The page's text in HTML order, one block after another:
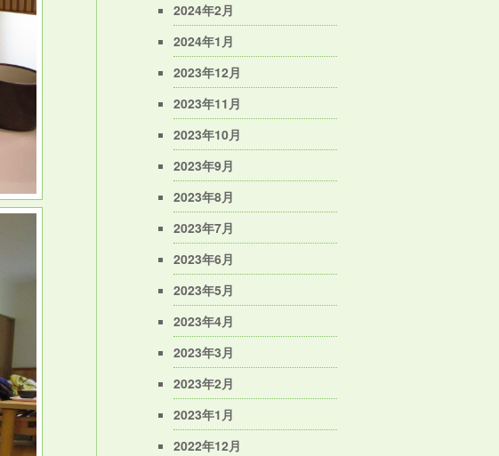
2024年2月
2024年1月
2023年12月
2023年11月
2023年10月
2023年9月
2023年8月
2023年7月
2023年6月
2023年5月
2023年4月
2023年3月
2023年2月
2023年1月
2022年12月